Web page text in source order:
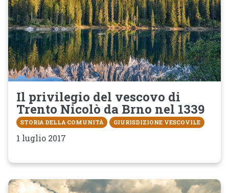
Il privilegio del vescovo di
Trento Nicolò da Brno nel 1339
STORIA DELLA COMUNITÀ GIURISDIZIONE VESCOVILE
1 luglio 2017